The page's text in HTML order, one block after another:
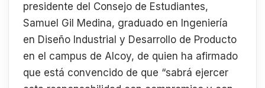
presidente del Consejo de Estudiantes,
Samuel Gil Medina, graduado en Ingeniería
en Diseño Industrial y Desarrollo de Producto
en el campus de Alcoy, de quien ha afirmado
que está convencido de que “sabrá ejercer